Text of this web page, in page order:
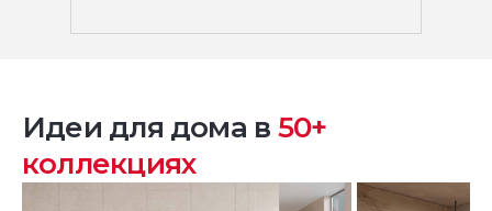
Идеи для дома в 50+
коллекциях